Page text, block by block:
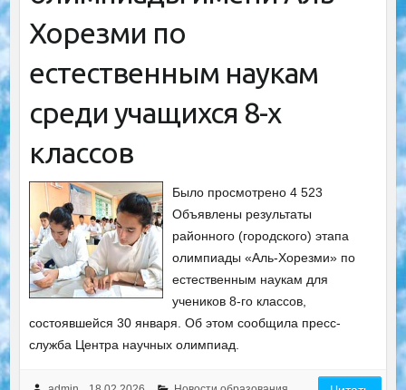
Хорезми по
естественным наукам
среди учащихся 8-х
классов
Было просмотрено 4 523
Объявлены результаты
районного (городского) этапа
олимпиады «Аль-Хорезми» по
естественным наукам для
учеников 8-го классов,
состоявшейся 30 января. Об этом сообщила пресс-
служба Центра научных олимпиад.